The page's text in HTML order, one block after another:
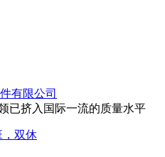
有限公司
已挤入国际一流的质量水平
，双休